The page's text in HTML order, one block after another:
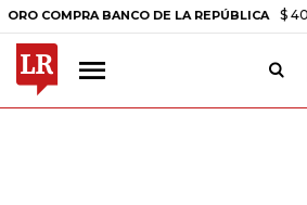
BANCO DE LA REPÚBLICA $